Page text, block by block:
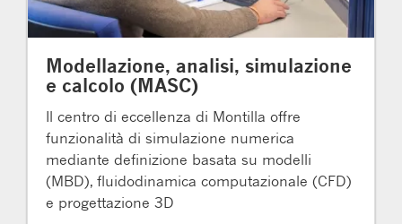
Modellazione, analisi, simulazione
e calcolo (MASC)
Il centro di eccellenza di Montilla offre
funzionalità di simulazione numerica
mediante definizione basata su modelli
(MBD), fluidodinamica computazionale (CFD)
e progettazione 3D